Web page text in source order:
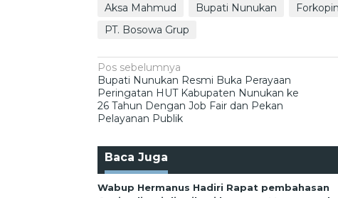
Aksa Mahmud Bupati Nunukan
PT. Bosowa Grup
Navigasi
pos
Pos sebelumnya
Bupati Nunukan Resmi Buka Perayaan
Peringatan HUT Kabupaten Nunukan ke
26 Tahun Dengan Job Fair dan Pekan
Pelayanan Publik
Baca Juga
Wabup Hermanus Hadiri Rapat pembahasan